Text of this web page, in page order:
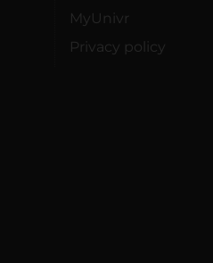
MyUnivr
Privacy policy